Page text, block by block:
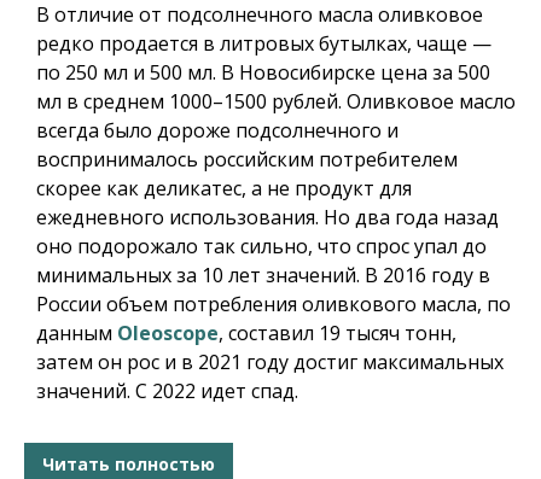
В отличие от подсолнечного масла оливковое
редко продается в литровых бутылках, чаще —
по 250 мл и 500 мл. В Новосибирске цена за 500
мл в среднем 1000–1500 рублей. Оливковое масло
всегда было дороже подсолнечного и
воспринималось российским потребителем
скорее как деликатес, а не продукт для
ежедневного использования. Но два года назад
оно подорожало так сильно, что спрос упал до
минимальных за 10 лет значений. В 2016 году в
России объем потребления оливкового масла, по
данным Oleoscope, составил 19 тысяч тонн,
затем он рос и в 2021 году достиг максимальных
значений. С 2022 идет спад.
Читать полностью